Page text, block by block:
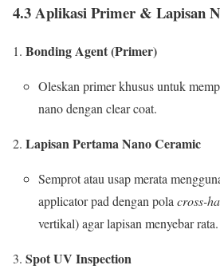
4.3 Aplikasi Primer & Lapisan
Bonding Agent (Primer)
Oleskan primer khusus untuk
nano dengan clear coat.
Lapisan Pertama Nano Ceramic
Semprot atau usap merata
applicator pad dengan polacross-
vertikal) agar lapisan menyebar rata.
Spot UV Inspection